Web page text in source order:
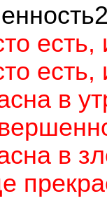
есть,
есть,
в
в